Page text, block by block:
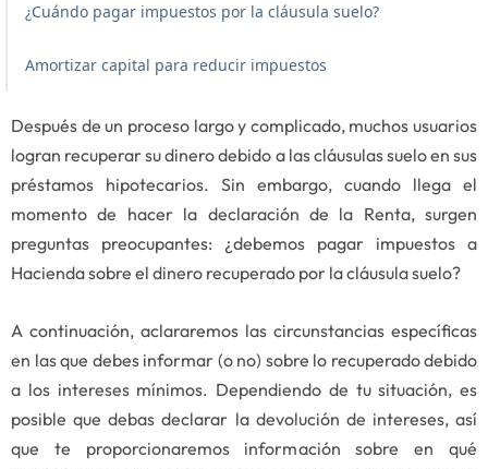
¿Cuándo pagar impuestos por la cláusula suelo?
Amortizar capital para reducir impuestos
Después de un proceso largo y complicado, muchos usuarios
logran recuperar su dinero debido a las cláusulas suelo en sus
préstamos hipotecarios. Sin embargo, cuando llega el
momento de hacer la declaración de la Renta, surgen
preguntas preocupantes: ¿debemos pagar impuestos a
Hacienda sobre el dinero recuperado por la cláusula suelo?
A continuación, aclararemos las circunstancias específicas
en las que debes informar (o no) sobre lo recuperado debido
a los intereses mínimos. Dependiendo de tu situación, es
posible que debas declarar la devolución de intereses, así
que te proporcionaremos información sobre en qué